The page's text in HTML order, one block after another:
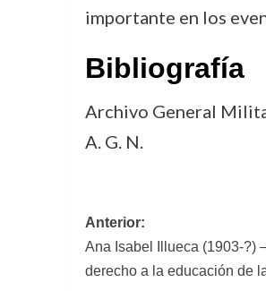
importante en los
Bibliografía
Archivo General
A. G. N.
Navegación
de
Anterior:
Ana Isabel Illueca (1903-?)
derecho a la educación de